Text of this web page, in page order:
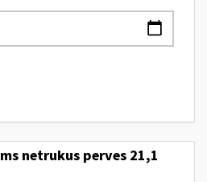
netrukus perves 21,1